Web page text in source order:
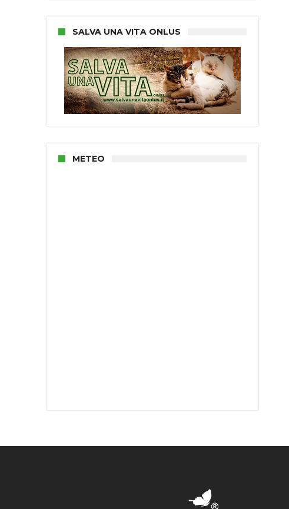
SALVA UNA VITA ONLUS
METEO